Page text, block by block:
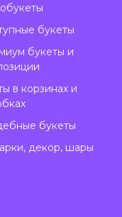
букеты
букеты и
в корзинах и
букеты
декор, шары